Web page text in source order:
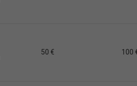
50 € 100